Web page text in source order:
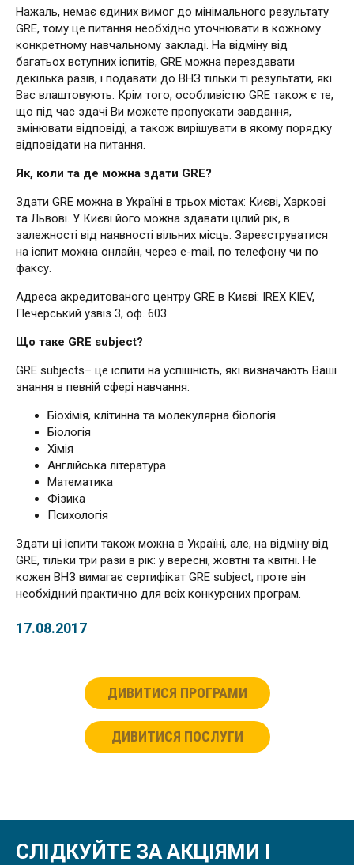
Нажаль, немає єдиних вимог до мінімального результату
GRE, тому це питання необхідно уточнювати в кожному
конкретному навчальному закладі. На відміну від
багатьох вступних іспитів, GRE можна перездавати
декілька разів, і подавати до ВНЗ тільки ті результати, які
Вас влаштовують. Крім того, особливістю GRE також є те,
що під час здачі Ви можете пропускати завдання,
змінювати відповіді, а також вирішувати в якому порядку
відповідати на питання.
Як, коли та де можна здати GRE?
Здати GRE можна в Україні в трьох містах: Києві, Харкові
та Львові. У Києві його можна здавати цілий рік, в
залежності від наявності вільних місць. Зареєструватися
на іспит можна онлайн, через e-mail, по телефону чи по
факсу.
Адреса акредитованого центру GRE в Києві: IREX KIEV,
Печерський узвіз 3, оф. 603.
Що таке GRE subject?
GRE subjects– це іспити на успішність, які визначають Ваші
знання в певній сфері навчання:
Біохімія, клітинна та молекулярна біологія
Біологія
Хімія
Англійська література
Математика
Фізика
Психологія
Здати ці іспити також можна в Україні, але, на відміну від
GRE, тільки три рази в рік: у вересні, жовтні та квітні. Не
кожен ВНЗ вимагає сертифікат GRE subject, проте він
необхідний практично для всіх конкурсних програм.
17.08.2017
ДИВИТИСЯ ПРОГРАМИ
ДИВИТИСЯ ПОСЛУГИ
СЛІДКУЙТЕ ЗА АКЦІЯМИ І